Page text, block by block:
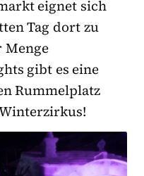
eignet sich
Tag dort zu
Menge
gibt es eine
Rummelplatz